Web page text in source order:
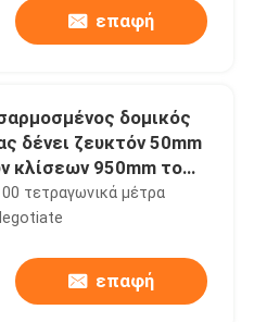
επαφή
δομικός
δένει ζευκτόν 50mm
κλίσεων 950mm το
τετραγωνικά μέτρα
επαφή